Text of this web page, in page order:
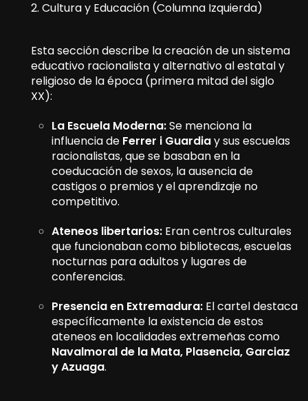
2. Cultura y Educación (Columna Izquierda)
Esta sección describe la creación de un sistema
educativo racionalista y alternativo al estatal y
religioso de la época (primera mitad del siglo
XX):
La Escuela Moderna:Se menciona la
influencia de Ferrer i Guardiay sus escuelas
racionalistas, que se basaban en la
coeducación de sexos, la ausencia de
castigos o premios y el aprendizaje no
competitivo.
Ateneos libertarios: Eran centros culturales
que funcionaban como bibliotecas, escuelas
nocturnas para adultos y lugares de
conferencias.
Presencia en Extremadura: El cartel destaca
específicamente la existencia de estos
ateneos en localidades extremeñas como
Navalmoral de la Mata, Plasencia, Garciaz
y Azuaga.